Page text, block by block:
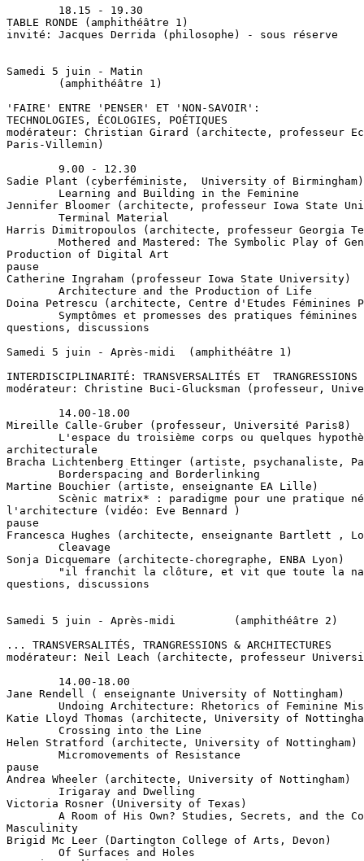
        18.15 - 19.30
TABLE RONDE (amphithéâtre 1)
invité: Jacques Derrida (philosophe) - sous réserve
Samedi 5 juin - Matin
        (amphithéâtre 1)
'FAIRE' ENTRE 'PENSER' ET 'NON-SAVOIR':
TECHNOLOGIES, ÉCOLOGIES, POÉTIQUES
modérateur: Christian Girard (architecte, professeur
Paris-Villemin)
        9.00 - 12.30
Sadie Plant (cyberféministe,  University of Birmingham)
        Learning and Building in the Feminine
Jennifer Bloomer (architecte, professeur Iowa State
        Terminal Material
Harris Dimitropoulos (architecte, professeur Georgia
Mothered and Mastered: The Symbolic Play of
Production of Digital Art
pause
Catherine Ingraham (professeur Iowa State University)
        Architecture and the Production of Life
Doina Petrescu (architecte, Centre d'Etudes Féminines
Symptômes et promesses des pratiques féminines
questions, discussions
Samedi 5 juin - Après-midi  (amphithéâtre 1)
INTERDISCIPLINARITÉ: TRANSVERSALITÉS ET  TRANGRESSIONS
modérateur: Christine Buci-Glucksman (professeur,
        14.00-18.00
Mireille Calle-Gruber (professeur, Université Paris8)
L'espace du troisième corps ou quelques
architecturale
Bracha Lichtenberg Ettinger (artiste, psychanaliste,
        Borderspacing and Borderlinking
Martine Bouchier (artiste, enseignante EA Lille)
Scènic matrix* : paradigme pour une pratique
l'architecture (vidéo: Eve Bennard )
pause
Francesca Hughes (architecte, enseignante Bartlett ,
        Cleavage
Sonja Dicquemare (architecte-choregraphe, ENBA Lyon)
"il franchit la clôture, et vit que toute la
questions, discussions
Samedi 5 juin - Après-midi         (amphithéâtre 2)
... TRANSVERSALITÉS, TRANGRESSIONS & ARCHITECTURES
modérateur: Neil Leach (architecte, professeur
        14.00-18.00
Jane Rendell ( enseignante University of Nottingham)
Undoing Architecture: Rhetorics of Feminine
Katie Lloyd Thomas (architecte, University of
        Crossing into the Line
Helen Stratford (architecte, University of Nottingham)
        Micromovements of Resistance
pause
Andrea Wheeler (architecte, University of Nottingham)
        Irigaray and Dwelling
Victoria Rosner (University of Texas)
A Room of His Own? Studies, Secrets, and the
Masculinity
Brigid Mc Leer (Dartington College of Arts, Devon)
        Of Surfaces and Holes